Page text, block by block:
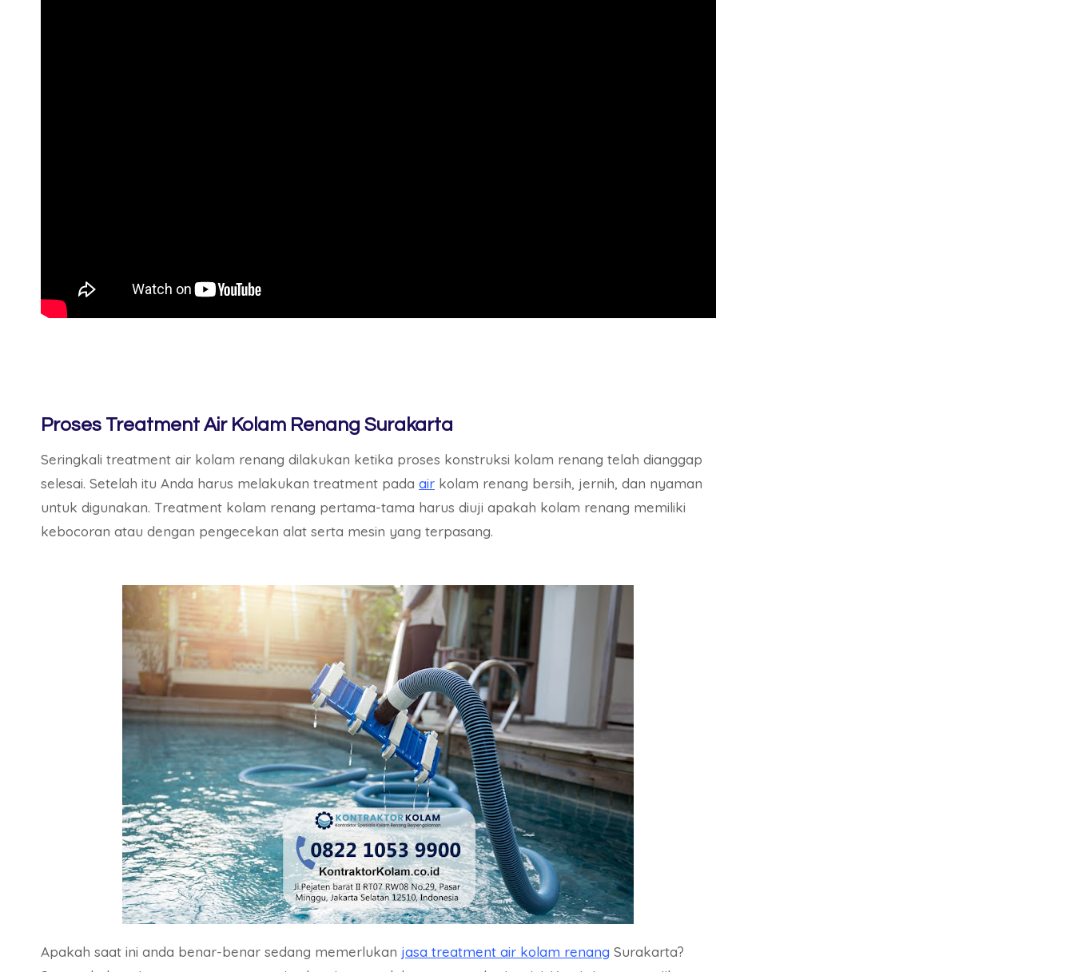
Proses Treatment Air Kolam Renang Surakarta
Seringkali treatment air kolam renang dilakukan ketika proses konstruksi kolam renang telah dianggap
selesai. Setelah itu Anda harus melakukan treatment pada air kolam renang bersih, jernih, dan nyaman
untuk digunakan. Treatment kolam renang pertama-tama harus diuji apakah kolam renang memiliki
kebocoran atau dengan pengecekan alat serta mesin yang terpasang.
Apakah saat ini anda benar-benar sedang memerlukan jasa treatment air kolam renang Surakarta?